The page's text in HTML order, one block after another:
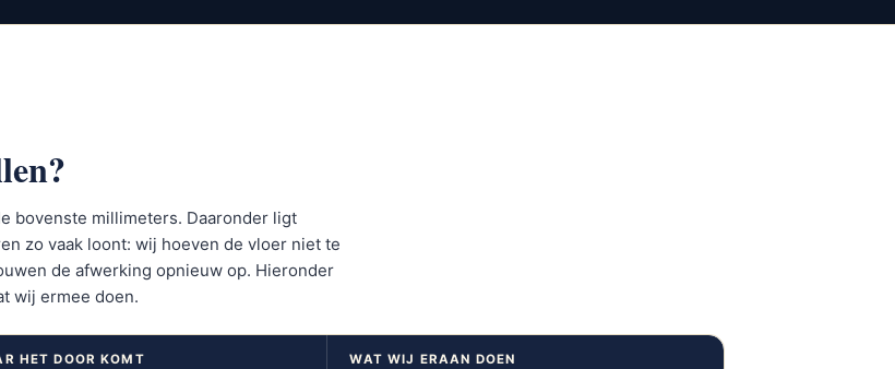
bovenste millimeters. Daaronder ligt
zo vaak loont: wij hoeven de vloer niet te
de afwerking opnieuw op. Hieronder
wij ermee doen.
HET DOOR KOMT WAT WIJ ERAAN DOEN